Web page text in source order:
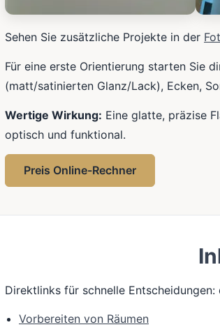
Sehen Sie zusätzliche Projekte in der
Für eine erste Orientierung starten Sie
(matt/satinierten Glanz/Lack), Ecken,
Wertige Wirkung: Eine glatte, präzise
optisch und funktional.
Preis Online-Rechner
Direktlinks für schnelle
Vorbereiten von Räumen